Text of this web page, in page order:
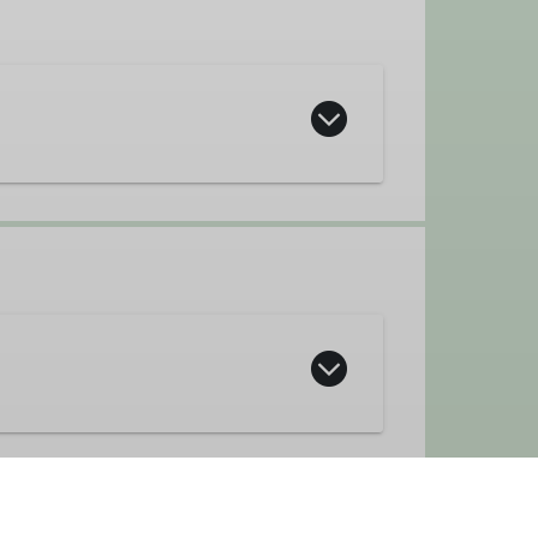
Schwestern und gehen selbst